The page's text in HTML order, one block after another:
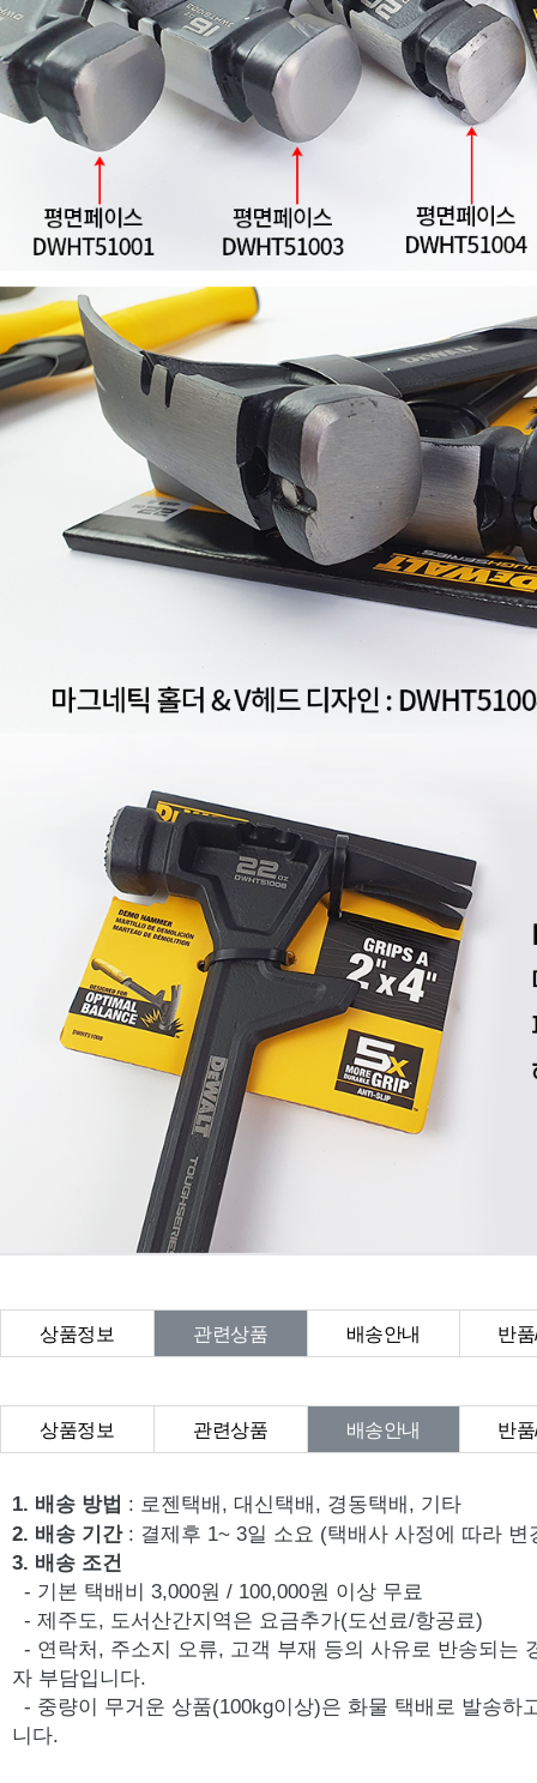
상품정보 관련상품 배송안내 반
상품정보 관련상품 배송안내 반
1. 배송 방법 : 로젠택배, 대신택배, 경동택배, 기타
2. 배송 기간 : 결제후 1~ 3일 소요 (택배사 사정에 따라 변
3. 배송 조건
- 기본 택배비 3,000원 / 100,000원 이상 무료
- 제주도, 도서산간지역은 요금추가(도선료/항공료)
- 연락처, 주소지 오류, 고객 부재 등의 사유로 반송되는
자 부담입니다.
- 중량이 무거운 상품(100kg이상)은 화물 택배로 발송하
니다.